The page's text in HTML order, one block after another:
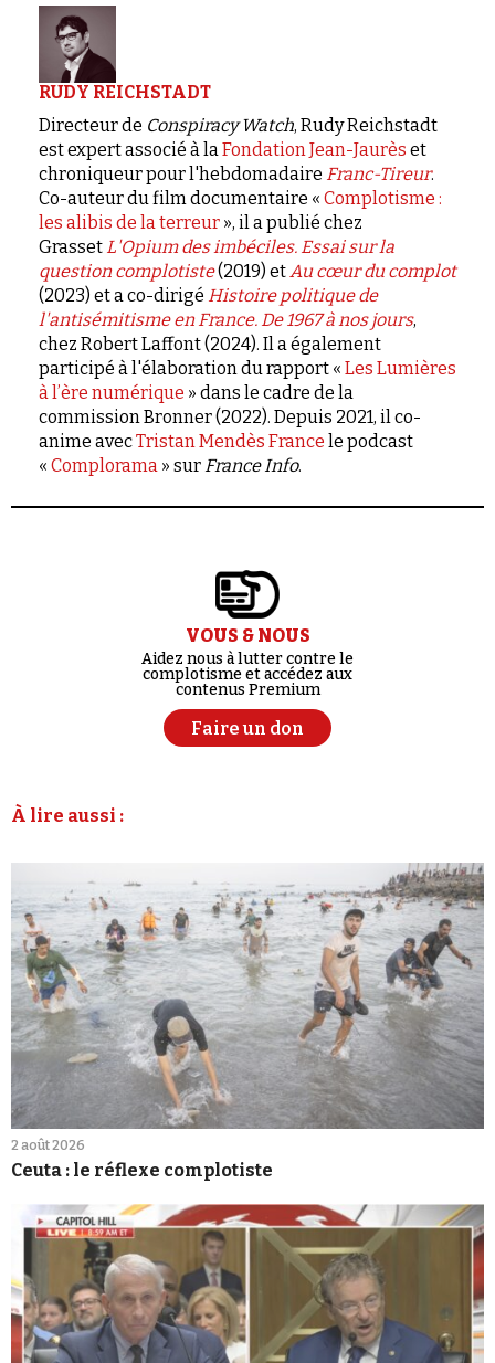
RUDY REICHSTADT
Directeur de Conspiracy Watch, Rudy Reichstadt
est expert associé à laFondation Jean-Jaurès et
chroniqueur pour l'hebdomadaire Franc-Tireur.
Co-auteur du film documentaire « Complotisme :
les alibis de la terreur », il a publié chez
Grasset L'Opium des imbéciles. Essai sur la
question complotiste(2019) etAu cœur du complot
(2023) et a co-dirigé Histoire politique de
l'antisémitisme en France. De 1967 à nos jours,
chez Robert Laffont (2024). Il a également
participé à l'élaboration du rapport « Les Lumières
à l’ère numérique » dans le cadre de la
commission Bronner (2022). Depuis 2021, il co-
anime avecTristan Mendès France le podcast
« Complorama » sur France Info.
VOUS & NOUS
Aidez nous à lutter contre le
complotisme et accédez aux
contenus Premium
Faire un don
À lire aussi :
2 août 2026
Ceuta : le réflexe complotiste